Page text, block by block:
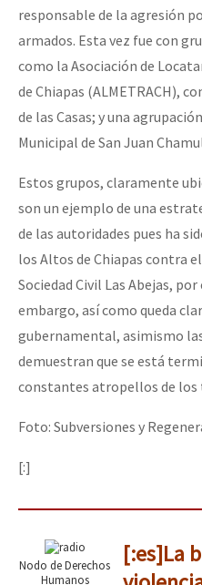
responsable de la agresión
armados. Esta vez fue con
como la Asociación de
de Chiapas (ALMETRACH),
de las Casas; y una
Municipal de San Juan
Estos grupos, claramente
son un ejemplo de una
de las autoridades pues ha
los Altos de Chiapas contra
Sociedad Civil Las Abejas,
embargo, así como queda
gubernamental, asimismo
demuestran que se está
constantes atropellos de los
Foto: Subversiones y
[:]
Nodo de Derechos
Humanos
[:es]La